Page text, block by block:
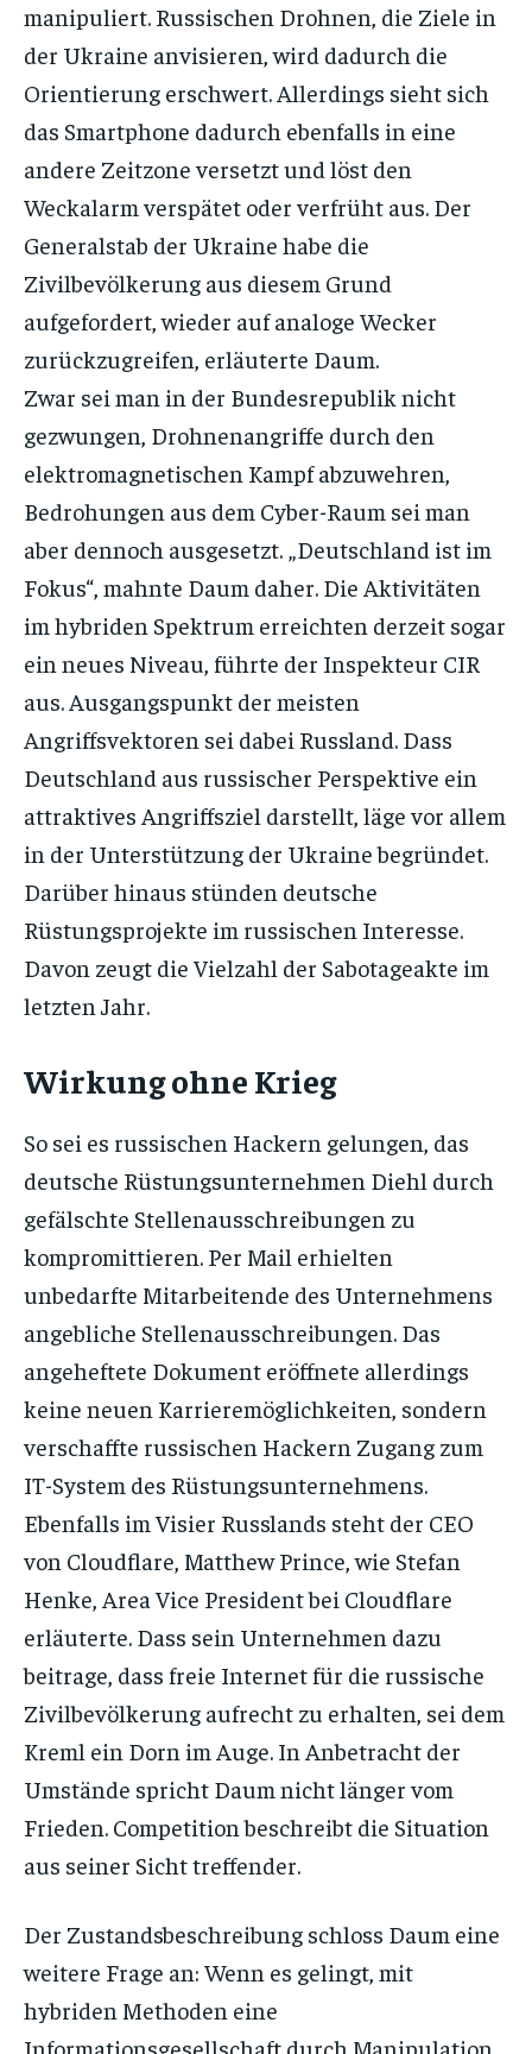
manipuliert. Russischen Drohnen, die Ziele in
der Ukraine anvisieren, wird dadurch die
Orientierung erschwert. Allerdings sieht sich
das Smartphone dadurch ebenfalls in eine
andere Zeitzone versetzt und löst den
Weckalarm verspätet oder verfrüht aus. Der
Generalstab der Ukraine habe die
Zivilbevölkerung aus diesem Grund
aufgefordert, wieder auf analoge Wecker
zurückzugreifen, erläuterte Daum.
Zwar sei man in der Bundesrepublik nicht
gezwungen, Drohnenangriffe durch den
elektromagnetischen Kampf abzuwehren,
Bedrohungen aus dem Cyber-Raum sei man
aber dennoch ausgesetzt. „Deutschland ist im
Fokus“, mahnte Daum daher. Die Aktivitäten
im hybriden Spektrum erreichten derzeit sogar
ein neues Niveau, führte der Inspekteur CIR
aus. Ausgangspunkt der meisten
Angriffsvektoren sei dabei Russland. Dass
Deutschland aus russischer Perspektive ein
attraktives Angriffsziel darstellt, läge vor allem
in der Unterstützung der Ukraine begründet.
Darüber hinaus stünden deutsche
Rüstungsprojekte im russischen Interesse.
Davon zeugt die Vielzahl der Sabotageakte im
letzten Jahr.
Wirkung ohne Krieg
So sei es russischen Hackern gelungen, das
deutsche Rüstungsunternehmen Diehl durch
gefälschte Stellenausschreibungen zu
kompromittieren. Per Mail erhielten
unbedarfte Mitarbeitende des Unternehmens
angebliche Stellenausschreibungen. Das
angeheftete Dokument eröffnete allerdings
keine neuen Karrieremöglichkeiten, sondern
verschaffte russischen Hackern Zugang zum
IT-System des Rüstungsunternehmens.
Ebenfalls im Visier Russlands steht der CEO
von Cloudflare, Matthew Prince, wie Stefan
Henke, Area Vice President bei Cloudflare
erläuterte. Dass sein Unternehmen dazu
beitrage, dass freie Internet für die russische
Zivilbevölkerung aufrecht zu erhalten, sei dem
Kreml ein Dorn im Auge. In Anbetracht der
Umstände spricht Daum nicht länger vom
Frieden. Competition beschreibt die Situation
aus seiner Sicht treffender.
Der Zustandsbeschreibung schloss Daum eine
weitere Frage an: Wenn es gelingt, mit
hybriden Methoden eine
Informationsgesellschaft durch Manipulation